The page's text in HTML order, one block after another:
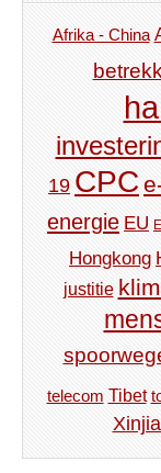
Afrika - China
19 CPC
energie EU
Hongkong
justitie
telecom Tibet